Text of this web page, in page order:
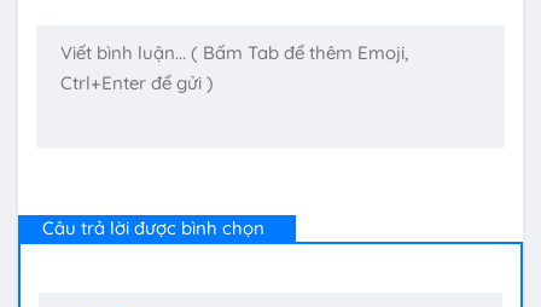
Câu trả lời được bình chọn